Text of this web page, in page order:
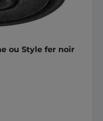
ou Style fer noir